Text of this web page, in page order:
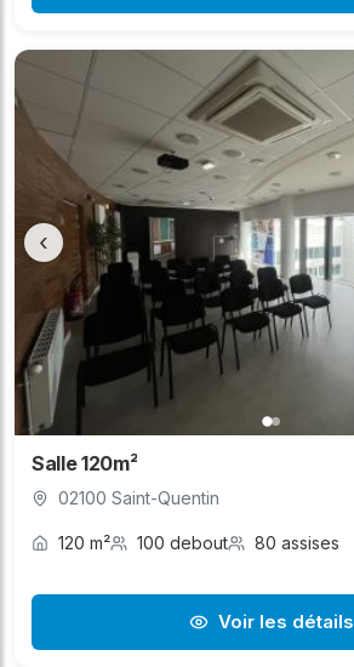
‹
Salle 120m²
02100 Saint-Quentin
120 m² 100 debout 80 assises
Voir les détails